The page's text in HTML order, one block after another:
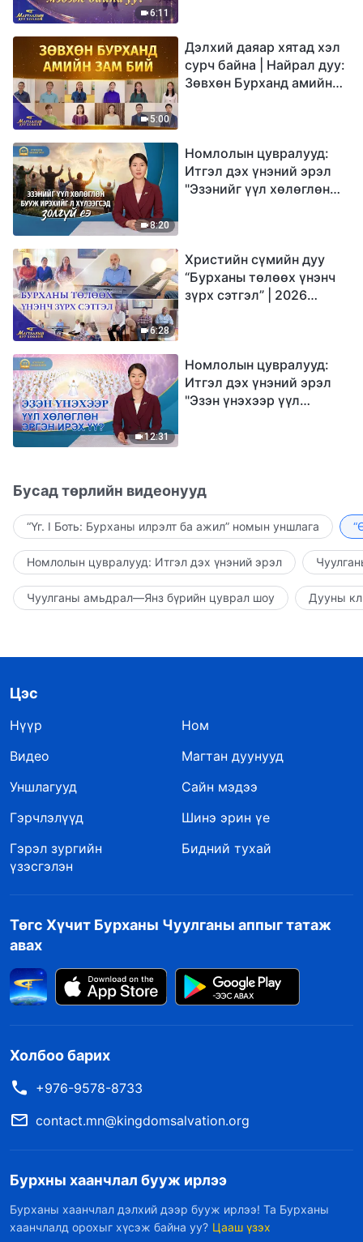
6:11
5:00
Дэлхий даяар хятад хэл
сурч байна | Найрал дуу:
Зөвхөн Бурханд амийн
8:20
Номлолын цувралууд:
Итгэл дэх үнэний эрэл
"Эзэнийг үүл хөлөглөн
6:28
Христийн сүмийн дуу
“Бурханы төлөөх үнэнч
зүрх сэтгэл” | 2026
12:31
Номлолын цувралууд:
Итгэл дэх үнэний эрэл
"Эзэн үнэхээр үүл
Бусад төрлийн видеонууд
“Үг. I Боть: Бурханы илрэлт ба ажил” номын уншлага
Номлолын цувралууд: Итгэл дэх үнэний эрэл
Чуулганы амьдрал—Янз бүрийн цуврал шоу Дууны
Цэс
Нүүр
Ном
Видео
Магтан дуунууд
Уншлагууд
Сайн мэдээ
Гэрчлэлүүд
Шинэ эрин үе
Гэрэл зургийн
үзэсгэлэн
Бидний тухай
Төгс Хүчит Бурханы Чуулганы аппыг татаж
авах
Холбоо барих
+976-9578-8733
contact.mn@kingdomsalvation.org
Бурхны хаанчлал бууж ирлээ
Бурханы хаанчлал дэлхий дээр бууж ирлээ! Та Бурханы
хаанчлалд орохыг хүсэж байна уу? Цааш үзэх